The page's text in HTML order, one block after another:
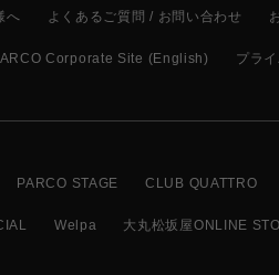
へ よくあるご質問 / お問い合わせ
Corporate Site (English) プラ
PARCO STAGE CLUB QUATTRO
Welpa 大丸松坂屋ONLINE